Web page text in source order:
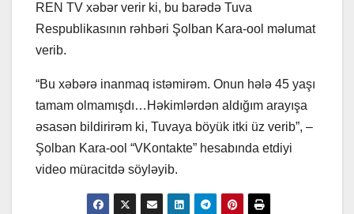
REN TV xəbər verir ki, bu barədə Tuva
Respublikasının rəhbəri Şolban Kara-ool məlumat
verib.
“Bu xəbərə inanmaq istəmirəm. Onun hələ 45 yaşı
tamam olmamışdı…Həkimlərdən aldığım arayışa
əsasən bildirirəm ki, Tuvaya böyük itki üz verib”, –
Şolban Kara-ool “VKontakte” hesabında etdiyi
video müracitdə söyləyib.